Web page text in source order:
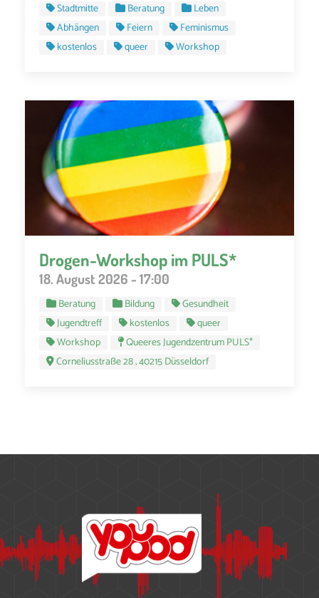
Stadtmitte
Beratung
Leben
Abhängen
Feiern
Feminismus
kostenlos
queer Workshop
Drogen-Workshop im PULS*
18. August 2026 - 17:00
Beratung Bildung
Gesundheit
Jugendtreff
kostenlos
queer
Workshop
Queeres Jugendzentrum PULS*
Corneliusstraße 28 , 40215 Düsseldorf